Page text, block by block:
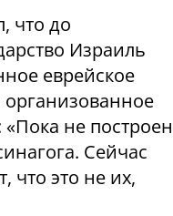
что до
Израиль
еврейское
организованное
не построен
Сейчас
что это не их,